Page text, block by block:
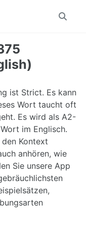
Toggle
ist Strict. Es kann
Wort taucht oft
Es wird als A2-
im Englisch.
Kontext
anhören, wie
Sie unsere App